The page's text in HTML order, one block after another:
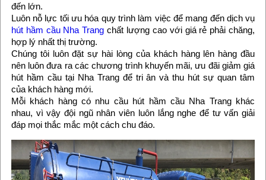
đến lớn.
Luôn nỗ lực tối ưu hóa quy trình làm việc để mang đến dịch vụ
hút hầm cầu Nha Trang chất lượng cao với giá rẻ phải chăng,
hợp lý nhất thị trường.
Chúng tôi luôn đặt sự hài lòng của khách hàng lên hàng đầu
nên luôn đưa ra các chương trình khuyến mãi, ưu đãi giảm giá
hút hầm cầu tại Nha Trang để tri ân và thu hút sự quan tâm
của khách hàng mới.
Mỗi khách hàng có nhu cầu hút hầm cầu Nha Trang khác
nhau, vì vậy đội ngũ nhân viên luôn lắng nghe để tư vấn giải
đáp mọi thắc mắc một cách chu đáo.